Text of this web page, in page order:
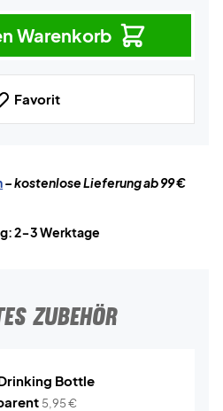
Warenkorb
Favorit
– kostenlose Lieferung ab 99 €
2-3 Werktage
ZUBEHÖR
Bottle
5,95€